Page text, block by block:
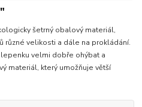
šetrný obalový materiál,
různé velikosti a dále na prokládání.
velmi dobře ohýbat a
materiál, který umožňuje větší